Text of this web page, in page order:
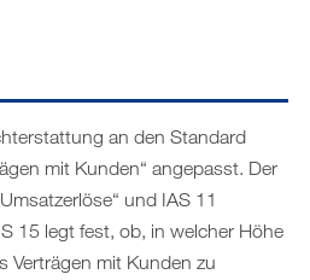
an den Standard
mit Kunden“ angepasst. Der
und IAS 11
15 legt fest, ob, in welcher Höhe
Verträgen mit Kunden zu